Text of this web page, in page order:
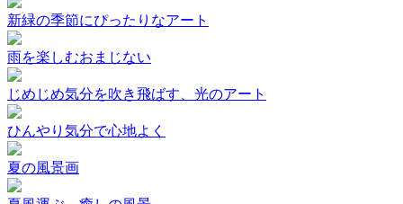
新緑の季節にぴったりなアート
雨を楽しむおまじない
じめじめ気分を吹き飛ばす、光のアート
ひんやり気分で心地よく
夏の風景画